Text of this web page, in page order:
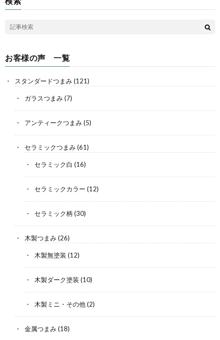
お客様の声 一覧
スタンダードつまみ(121)
ガラスつまみ(7)
アンティークつまみ(5)
セラミックつまみ(61)
セラミック白 (16)
セラミックカラー (12)
セラミック柄 (30)
木製つまみ(26)
木製無塗装 (12)
木製ダーク塗装 (10)
木製ミニ・その他(2)
金属つまみ(18)